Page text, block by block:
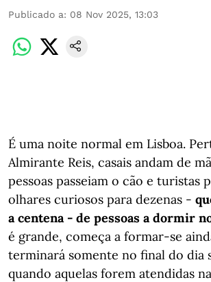
Publicado a: 08 Nov 2025, 13:03
É uma noite normal em Lisboa.
Almirante Reis, casais andam de
pessoas passeiam o cão e turistas
olhares curiosos para dezenas -
a centena - de pessoas a dormir
é grande, começa a formar-se
terminará somente no final do dia
quando aquelas forem atendidas